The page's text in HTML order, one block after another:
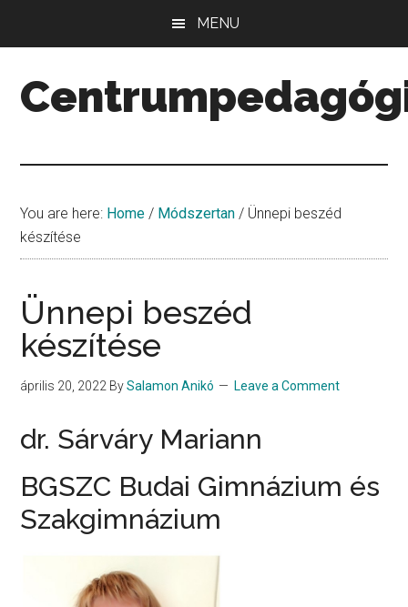
content
sidebar
sidebar
MENU
You are here: Home / Módszertan / Ünnepi beszéd
készítése
Ünnepi beszéd
készítése
április 20, 2022 BySalamon Anikó Leave a Comment
dr. Sárváry Mariann
BGSZC Budai Gimnázium és
Szakgimnázium